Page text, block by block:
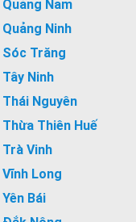
Quảng Nam
Quảng Ninh
Sóc Trăng
Tây Ninh
Thái Nguyên
Thừa Thiên Huế
Trà Vinh
Vĩnh Long
Yên Bái